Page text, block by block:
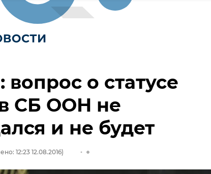
вопрос о статусе
СБ ООН не
и не будет
12:23 12.08.2016)